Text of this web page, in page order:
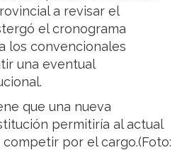
a revisar el
el cronograma
los convencionales
una eventual